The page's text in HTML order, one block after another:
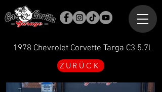
1978 Chevrolet Corvette Targa C3 5.7l
ZURÜCK